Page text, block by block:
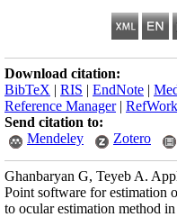
Download citation:
BibTeX | RIS | EndNote |
Reference Manager|
Send citation to:
Mendeley
Zotero
Ghanbaryan G, Teyeb A.
Point software for estimation
to ocular estimation method in